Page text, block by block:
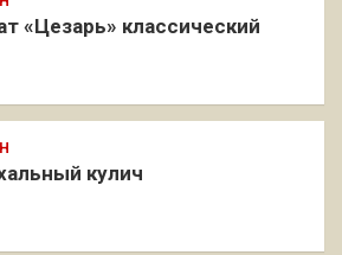
«Цезарь» классический
кулич